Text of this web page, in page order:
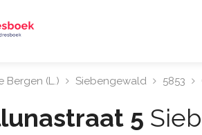
Bergen (L.) Siebengewald 5853
5